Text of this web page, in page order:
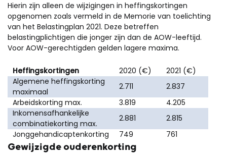
Hierin zijn alleen de wijzigingen in heffingskortingen
opgenomen zoals vermeld in de Memorie van toelichting
van het Belastingplan 2021. Deze betreffen
belastingplichtigen die jonger zijn dan de AOW-leeftijd.
Voor AOW-gerechtigden gelden lagere maxima.
Heffingskortingen 2020 (€)
2021 (€)
Algemene heffingskorting
maximaal
2.711
2.837
Arbeidskorting max.
3.819
4.205
Inkomensafhankelijke
combinatiekorting max.
2.881
2.815
Jonggehandicaptenkorting
749 761
Gewijzigde ouderenkorting